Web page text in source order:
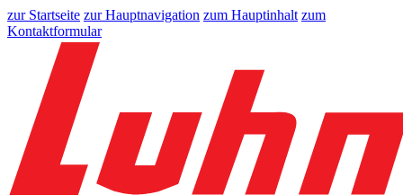
zur Startseite zur Hauptnavigation zum Hauptinhalt zum
Kontaktformular